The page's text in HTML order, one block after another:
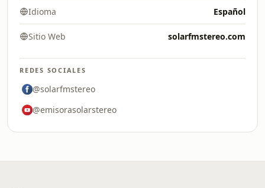
Idioma Español
Sitio Web solarfmstereo.com
REDES SOCIALES
@solarfmstereo
@emisorasolarstereo